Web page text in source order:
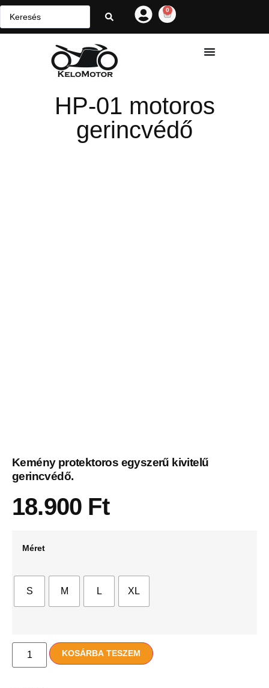
0
HP-01 motoros
gerincvédő
Kemény protektoros egyszerű kivitelű
gerincvédő.
18.900 Ft
Méret
S M L XL
KOSÁRBA TESZEM